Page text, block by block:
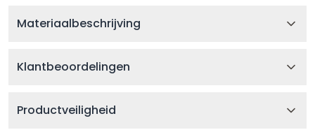
Materiaalbeschrijving
Klantbeoordelingen
Productveiligheid